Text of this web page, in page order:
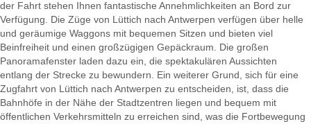
der Fahrt stehen Ihnen fantastische Annehmlichkeiten an Bord zur
Verfügung. Die Züge von Lüttich nach Antwerpen verfügen über helle
und geräumige Waggons mit bequemen Sitzen und bieten viel
Beinfreiheit und einen großzügigen Gepäckraum. Die großen
Panoramafenster laden dazu ein, die spektakulären Aussichten
entlang der Strecke zu bewundern. Ein weiterer Grund, sich für eine
Zugfahrt von Lüttich nach Antwerpen zu entscheiden, ist, dass die
Bahnhöfe in der Nähe der Stadtzentren liegen und bequem mit
öffentlichen Verkehrsmitteln zu erreichen sind, was die Fortbewegung